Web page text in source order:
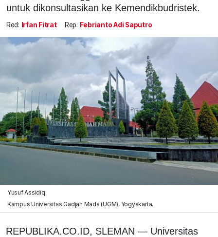
untuk dikonsultasikan ke Kemendikbudristek.
Red: Irfan Fitrat Rep: Febrianto Adi Saputro
Yusuf Assidiq
Kampus Universitas Gadjah Mada (UGM), Yogyakarta.
REPUBLIKA.CO.ID, SLEMAN — Universitas